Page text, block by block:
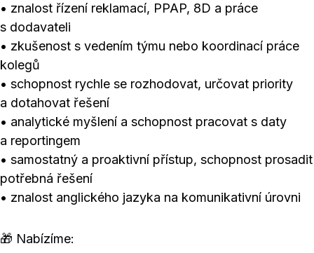
• znalost řízení reklamací, PPAP, 8D a práce
s dodavateli
• zkušenost s vedením týmu nebo koordinací práce
kolegů
• schopnost rychle se rozhodovat, určovat priority
a dotahovat řešení
• analytické myšlení a schopnost pracovat s daty
a reportingem
• samostatný a proaktivní přístup, schopnost prosadit
potřebná řešení
• znalost anglického jazyka na komunikativní úrovni
🎁 Nabízíme: